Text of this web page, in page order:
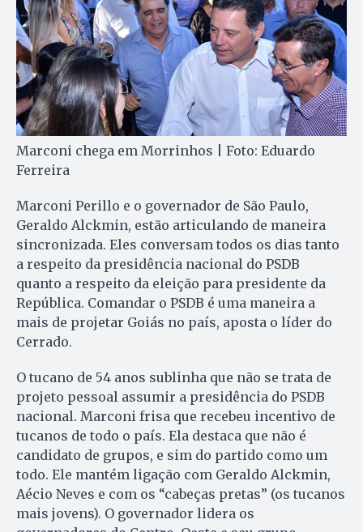
Marconi chega em Morrinhos | Foto: Eduardo
Ferreira
Marconi Perillo e o governador de São Paulo,
Geraldo Alckmin, estão articulando de maneira
sincronizada. Eles conversam todos os dias tanto
a respeito da presidência nacional do PSDB
quanto a respeito da eleição para presidente da
República. Comandar o PSDB é uma maneira a
mais de projetar Goiás no país, aposta o líder do
Cerrado.
O tucano de 54 anos sublinha que não se trata de
projeto pessoal assumir a presidência do PSDB
nacional. Marconi frisa que recebeu incentivo de
tucanos de todo o país. Ela destaca que não é
candidato de grupos, e sim do partido como um
todo. Ele mantém ligação com Geraldo Alckmin,
Aécio Neves e com os “cabeças pretas” (os tucanos
mais jovens). O governador lidera os